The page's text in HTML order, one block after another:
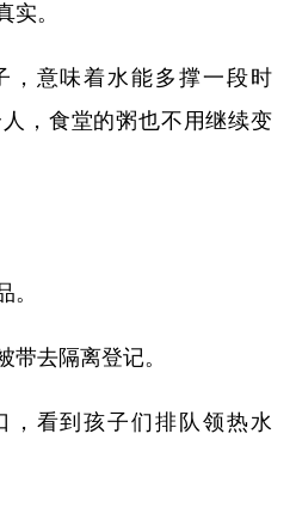
实。
，意味着水能多撑一段时
，食堂的粥也不用继续变
。
带去隔离登记。
，看到孩子们排队领热水